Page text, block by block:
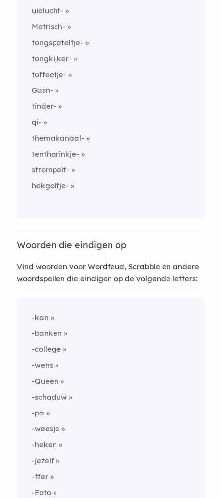
uielucht-
Metrisch-
tongspateltje-
tongkijker-
toffeetje-
Gasn-
tinder-
qi-
themakanaal-
tentharinkje-
strompelt-
hekgolfje-
Woorden die eindigen op
Vind woorden voor Wordfeud, Scrabble en andere
woordspellen die eindigen op de volgende letters:
-kan
-banken
-college
-wens
-Queen
-schaduw
-pa
-weesje
-heken
-jezelf
-ffer
-Foto